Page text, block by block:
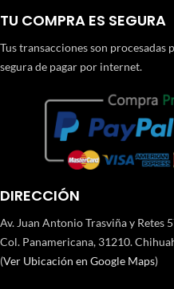
TU COMPRA ES SEGURA
Tus transacciones son procesadas
segura de pagar por internet.
DIRECCIÓN
Av. Juan Antonio Trasviña y Retes
Col. Panamericana, 31210.
(Ver Ubicación en Google Maps)